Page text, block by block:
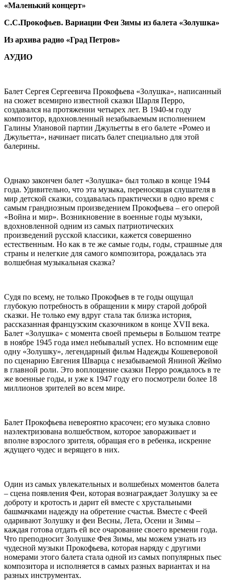
«Маленький концерт»
С.С.Прокофьев. Вариации Феи Зимы из балета «Золушка»
Из архива радио «Град Петров»
АУДИО
Балет Сергея Сергеевича Прокофьева «Золушка», написанный
на сюжет всемирно известной сказки Шарля Перро,
создавался на протяжении четырех лет. В 1940-м году
композитор, вдохновленный незабываемым исполнением
Галины Улановой партии Джульетты в его балете «Ромео и
Джульетта», начинает писать балет специально для этой
балерины.
Однако закончен балет «Золушка» был только в конце 1944
года. Удивительно, что эта музыка, переносящая слушателя в
мир детской сказки, создавалась практически в одно время с
самым грандиозным произведением Прокофьева – его оперой
«Война и мир». Возникновение в военные годы музыки,
вдохновленной одним из самых патриотических
произведений русской классики, кажется совершенно
естественным. Но как в те же самые годы, годы, страшные для
страны и нелегкие для самого композитора, рождалась эта
волшебная музыкальная сказка?
Судя по всему, не только Прокофьев в те годы ощущал
глубокую потребность в обращении к миру старой доброй
сказки. Не только ему вдруг стала так близка история,
рассказанная французским сказочником в конце XVII века.
Балет «Золушка» с момента своей премьеры в Большом театре
в ноябре 1945 года имел небывалый успех. Но вспомним еще
одну «Золушку», легендарный фильм Надежды Кошеверовой
по сценарию Евгения Шварца с незабываемой Яниной Жеймо
в главной роли. Это воплощение сказки Перро рождалось в те
же военные годы, и уже к 1947 году его посмотрели более 18
миллионов зрителей во всем мире.
Балет Прокофьева невероятно красочен; его музыка словно
наэлектризована волшебством, которое завораживает и
вполне взрослого зрителя, обращая его в ребенка, искренне
ждущего чудес и верящего в них.
Один из самых увлекательных и волшебных моментов балета
– сцена появления Феи, которая вознаграждает Золушку за ее
доброту и кротость и дарит ей вместе с хрустальными
башмачками надежду на обретение счастья. Вместе с Феей
одаривают Золушку и феи Весны, Лета, Осени и Зимы –
каждая готова отдать ей все очарование своего времени года.
Что преподносит Золушке Фея Зимы, мы можем узнать из
чудесной музыки Прокофьева, которая наряду с другими
номерами этого балета стала одной из самых популярных пьес
композитора и исполняется в самых разных вариантах и на
разных инструментах.